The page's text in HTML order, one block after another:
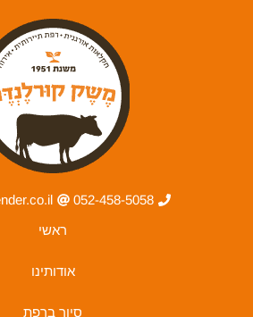
052-458-5058
ראשי
אודותינו
סיור ברפת